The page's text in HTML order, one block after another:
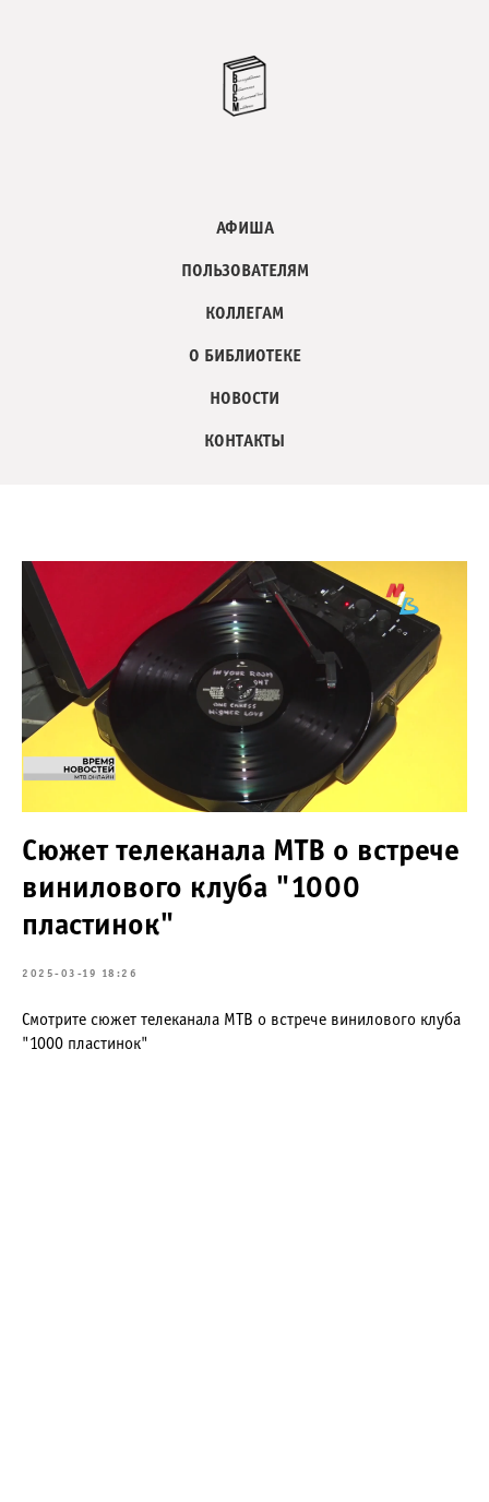
АФИША
ПОЛЬЗОВАТЕЛЯМ
КОЛЛЕГАМ
О БИБЛИОТЕКЕ
НОВОСТИ
КОНТАКТЫ
Сюжет телеканала МТВ о встрече
винилового клуба "1000
пластинок"
2025-03-19 18:26
Смотрите сюжет телеканала МТВ о встрече винилового клуба
"1000 пластинок"